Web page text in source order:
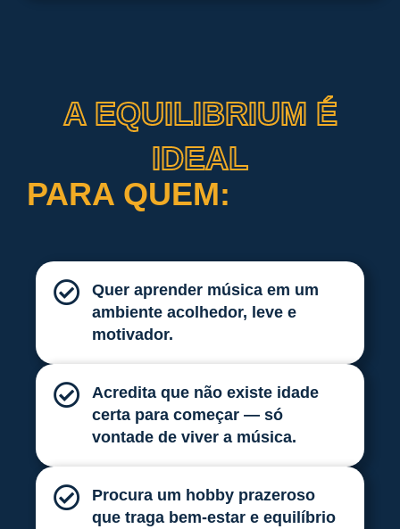
A EQUILIBRIUM É
IDEAL
PARA QUEM:
Quer aprender música em um
ambiente acolhedor, leve e
motivador.
Acredita que não existe idade
certa para começar — só
vontade de viver a música.
Procura um hobby prazeroso
que traga bem-estar e equilíbrio